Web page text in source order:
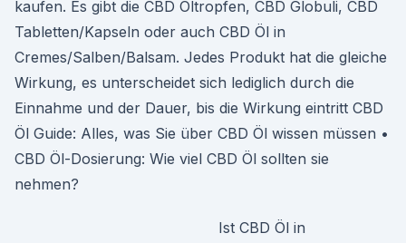
kaufen. Es gibt die CBD Öltropfen, CBD Globuli, CBD
Tabletten/Kapseln oder auch CBD Öl in
Cremes/Salben/Balsam. Jedes Produkt hat die gleiche
Wirkung, es unterscheidet sich lediglich durch die
Einnahme und der Dauer, bis die Wirkung eintritt CBD
Öl Guide: Alles, was Sie über CBD Öl wissen müssen •
CBD Öl-Dosierung: Wie viel CBD Öl sollten sie
nehmen?
Ist CBD Öl in